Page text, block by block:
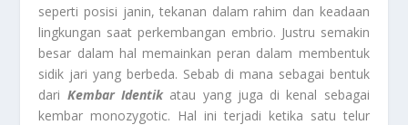
seperti posisi janin, tekanan dalam rahim dan keadaan
lingkungan saat perkembangan embrio. Justru semakin
besar dalam hal memainkan peran dalam membentuk
sidik jari yang berbeda. Sebab di mana sebagai bentuk
dari Kembar Identikatau yang juga di kenal sebagai
kembar monozygotic. Hal ini terjadi ketika satu telur